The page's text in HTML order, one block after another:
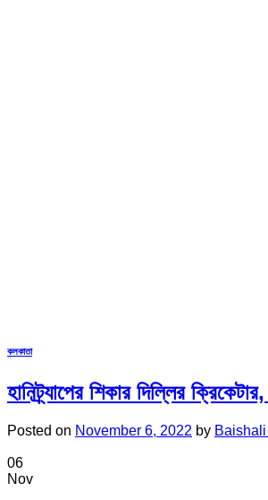
কলকাতা
হানিট্র্যাপের শিকার দিল্লির
Posted on November 6, 2022 by
06
Nov